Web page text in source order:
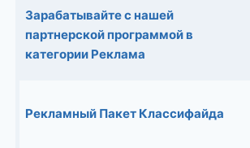
Зарабатывайте с нашей
партнерской программой в
категории Реклама
Рекламный Пакет Классифайда